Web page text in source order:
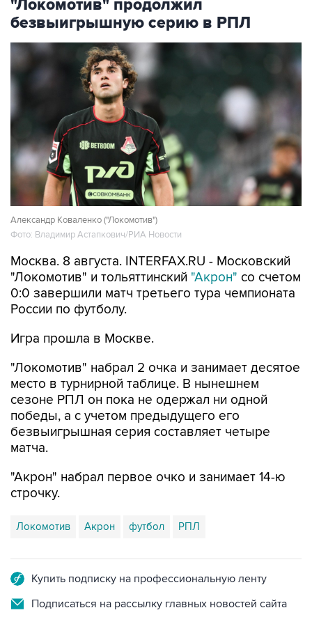
"Локомотив" продолжил
безвыигрышную серию в РПЛ
Александр Коваленко ("Локомотив")
Фото: Владимир Астапкович/РИА Новости
Москва. 8 августа. INTERFAX.RU - Московский
"Локомотив" и тольяттинский "Акрон" со счетом
0:0 завершили матч третьего тура чемпионата
России по футболу.
Игра прошла в Москве.
"Локомотив" набрал 2 очка и занимает десятое
место в турнирной таблице. В нынешнем
сезоне РПЛ он пока не одержал ни одной
победы, а с учетом предыдущего его
безвыигрышная серия составляет четыре
матча.
"Акрон" набрал первое очко и занимает 14-ю
строчку.
Локомотив Акрон футбол РПЛ
Купить подписку на профессиональную ленту
Подписаться на рассылку главных новостей сайта